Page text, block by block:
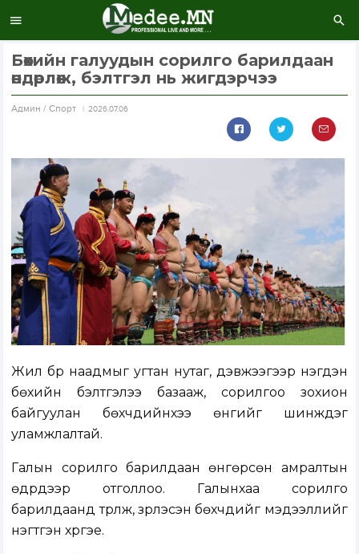
Бөхийн галуудын сорилго барилдаан
өндөрлөж, бэлтгэл нь жигдэрчээ
Aдмин / Спорт 2026.07.06
Жил бүр наадмыг угтан нутаг, дэвжээгээр нэгдэн
бөхийн бэлтгэлээ базааж, сорилгоо зохион
байгуулан бөхчүүдийнхээ өнгийг шинждэг
уламжлалтай.
Галын сорилго барилдаан өнгөрсөн амралтын
өдрүүдээр отголлоо. Галынхаа сорилго
барилдаанд түрүүлж, үзүүрлэсэн бөхчүүдийг мэдээллийг
нэгтгэн хүргэе.